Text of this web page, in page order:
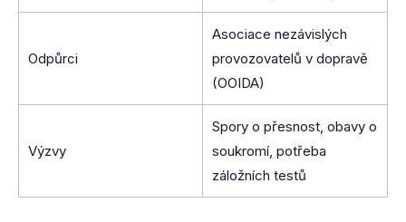
Odpůrci
Asociace nezávislých
provozovatelů v dopravě
(OOIDA)
Výzvy
Spory o přesnost, obavy o
soukromí, potřeba
záložních testů